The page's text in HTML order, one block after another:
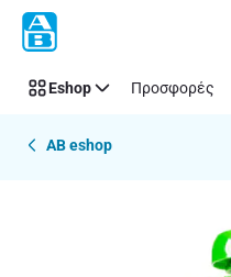
Παράλειψη
Eshop Προσφορές
AB eshop